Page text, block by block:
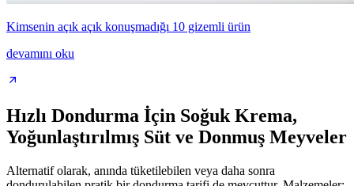
Kimsenin açık açık konuşmadığı 10 gizemli ürün
devamını oku
Hızlı Dondurma İçin Soğuk Krema,
Yoğunlaştırılmış Süt ve Donmuş Meyveler
Alternatif olarak, anında tüketilebilen veya daha sonra